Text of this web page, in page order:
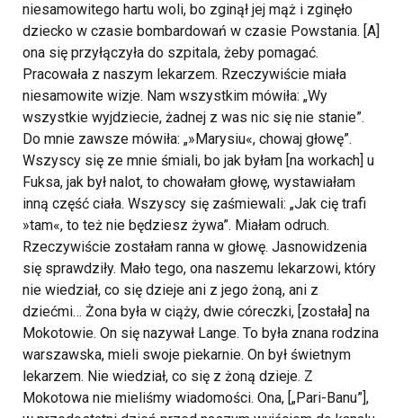
niesamowitego hartu woli, bo zginął jej mąż i zginęło
dziecko w czasie bombardowań w czasie Powstania. [A]
ona się przyłączyła do szpitala, żeby pomagać.
Pracowała z naszym lekarzem. Rzeczywiście miała
niesamowite wizje. Nam wszystkim mówiła: „Wy
wszystkie wyjdziecie, żadnej z was nic się nie stanie”.
Do mnie zawsze mówiła: „»Marysiu«, chowaj głowę”.
Wszyscy się ze mnie śmiali, bo jak byłam [na workach] u
Fuksa, jak był nalot, to chowałam głowę, wystawiałam
inną część ciała. Wszyscy się zaśmiewali: „Jak cię trafi
»tam«, to też nie będziesz żywa”. Miałam odruch.
Rzeczywiście zostałam ranna w głowę. Jasnowidzenia
się sprawdziły. Mało tego, ona naszemu lekarzowi, który
nie wiedział, co się dzieje ani z jego żoną, ani z
dziećmi… Żona była w ciąży, dwie córeczki, [została] na
Mokotowie. On się nazywał Lange. To była znana rodzina
warszawska, mieli swoje piekarnie. On był świetnym
lekarzem. Nie wiedział, co się z żoną dzieje. Z
Mokotowa nie mieliśmy wiadomości. Ona, [„Pari-Banu”],